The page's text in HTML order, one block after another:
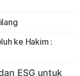
ke Hakim :